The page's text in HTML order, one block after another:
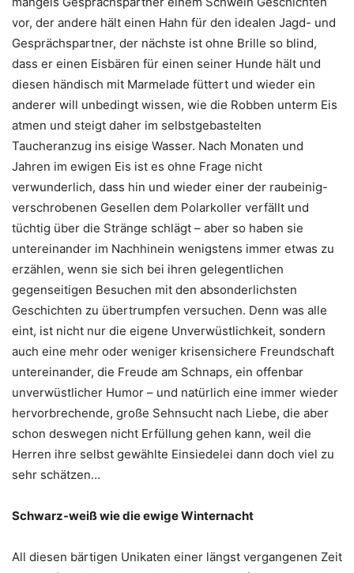
vor, der andere hält einen Hahn für den idealen Jagd- und
Gesprächspartner, der nächste ist ohne Brille so blind,
dass er einen Eisbären für einen seiner Hunde hält und
diesen händisch mit Marmelade füttert und wieder ein
anderer will unbedingt wissen, wie die Robben unterm Eis
atmen und steigt daher im selbstgebastelten
Taucheranzug ins eisige Wasser. Nach Monaten und
Jahren im ewigen Eis ist es ohne Frage nicht
verwunderlich, dass hin und wieder einer der raubeinig-
verschrobenen Gesellen dem Polarkoller verfällt und
tüchtig über die Stränge schlägt – aber so haben sie
untereinander im Nachhinein wenigstens immer etwas zu
erzählen, wenn sie sich bei ihren gelegentlichen
gegenseitigen Besuchen mit den absonderlichsten
Geschichten zu übertrumpfen versuchen. Denn was alle
eint, ist nicht nur die eigene Unverwüstlichkeit, sondern
auch eine mehr oder weniger krisensichere Freundschaft
untereinander, die Freude am Schnaps, ein offenbar
unverwüstlicher Humor – und natürlich eine immer wieder
hervorbrechende, große Sehnsucht nach Liebe, die aber
schon deswegen nicht Erfüllung gehen kann, weil die
Herren ihre selbst gewählte Einsiedelei dann doch viel zu
sehr schätzen…
Schwarz-weiß wie die ewige Winternacht
All diesen bärtigen Unikaten einer längst vergangenen Zeit